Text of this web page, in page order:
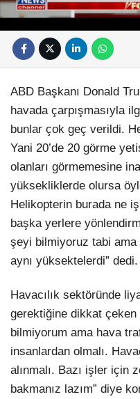
ABD Başkanı Donald
havada çarpışmasıyla
bunlar çok geç verildi.
Yani 20’de 20 görme
olanları görmemesine
yüksekliklerde olursa
Helikopterin burada ne
başka yerlere
şeyi bilmiyoruz tabi ama
aynı yüksektelerdi” dedi.
Havacılık sektöründe
gerektiğine dikkat çeken
bilmiyorum ama hava
insanlardan olmalı.
alınmalı. Bazı işler için
bakmanız lazım” diye